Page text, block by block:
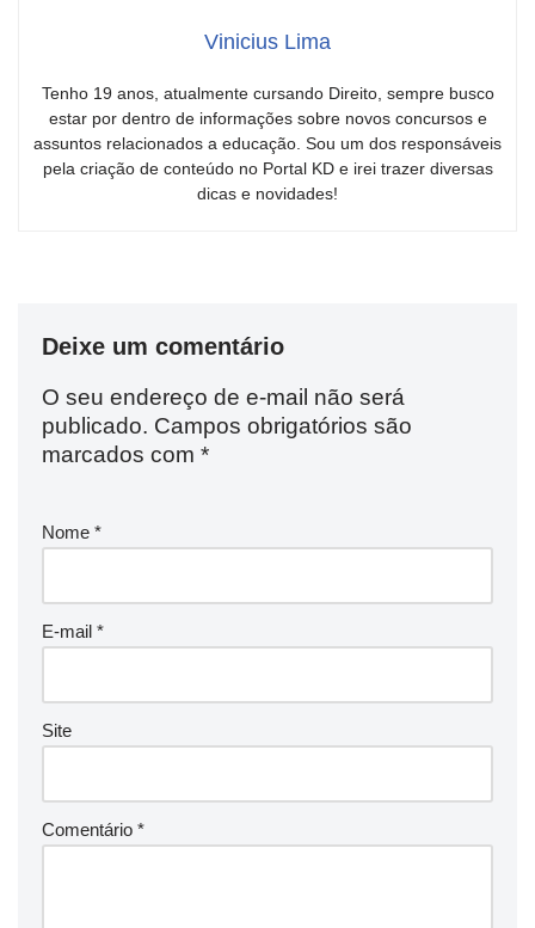
Vinicius Lima
Tenho 19 anos, atualmente cursando Direito, sempre busco
estar por dentro de informações sobre novos concursos e
assuntos relacionados a educação. Sou um dos responsáveis
pela criação de conteúdo no Portal KD e irei trazer diversas
dicas e novidades!
Deixe um comentário
O seu endereço de e-mail não será
publicado. Campos obrigatórios são
marcados com *
Nome *
E-mail *
Site
Comentário *